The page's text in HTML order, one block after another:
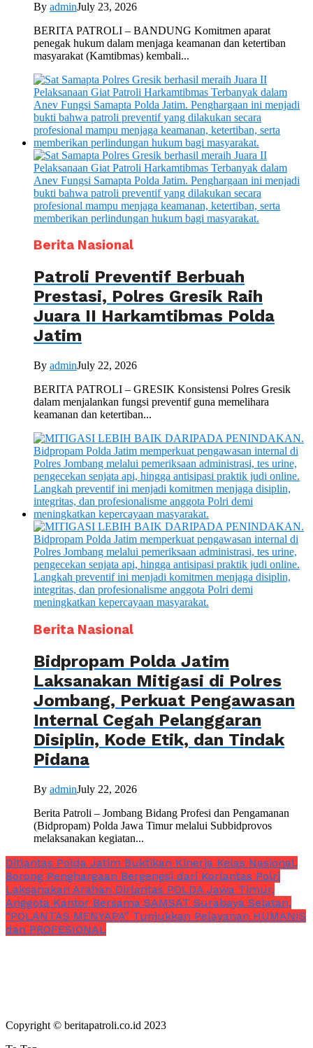
By adminJuly 23, 2026
BERITA PATROLI – BANDUNG Komitmen aparat
penegak hukum dalam menjaga keamanan dan ketertiban
masyarakat (Kamtibmas) kembali...
Berita Nasional
Patroli Preventif Berbuah
Prestasi, Polres Gresik Raih
Juara II Harkamtibmas Polda
Jatim
By adminJuly 22, 2026
BERITA PATROLI – GRESIK Konsistensi Polres Gresik
dalam menjalankan fungsi preventif guna memelihara
keamanan dan ketertiban...
Berita Nasional
Bidpropam Polda Jatim
Laksanakan Mitigasi di Polres
Jombang, Perkuat Pengawasan
Internal Cegah Pelanggaran
Disiplin, Kode Etik, dan Tindak
Pidana
By adminJuly 22, 2026
Berita Patroli – Jombang Bidang Profesi dan Pengamanan
(Bidpropam) Polda Jawa Timur melalui Subbidprovos
melaksanakan kegiatan...
Ditlantas Polda Jatim Buktikan Kinerja Kelas Nasional,
Borong Penghargaan Bergengsi dari Korlantas Polri
Laksanakan Arahan Dirlantas POLDA Jawa Timur,
Anggota Kantor Bersama SAMSAT Surabaya Selatan,
“POLANTAS MENYAPA” Tunjukkan Pelayanan HUMANIS
dan PROFESIONAL
Copyright © beritapatroli.co.id 2023